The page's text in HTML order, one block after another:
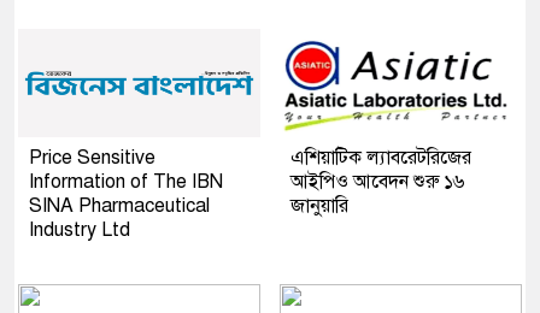
Price Sensitive
Information of The IBN
SINA Pharmaceutical
Industry Ltd
এশিয়াটিক ল্যাবরেটরিজের
আইপিও আবেদন শুরু ১৬
জানুয়ারি